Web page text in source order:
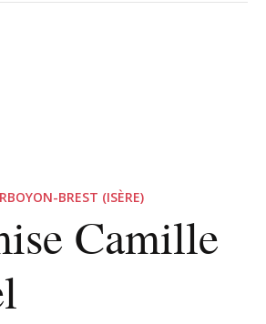
BREST (ISÈRE)
Camille